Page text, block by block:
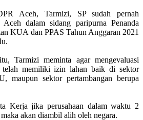
Aceh, Tarmizi, SP sudah pernah
Aceh dalam sidang paripurna Penanda
KUA dan PPAS Tahun Anggaran 2021
Tarmizi meminta agar mengevaluasi
telah memiliki izin lahan baik di sektor
maupun sektor pertambangan berupa
Kerja jika perusahaan dalam waktu 2
akan diambil alih oleh negara.